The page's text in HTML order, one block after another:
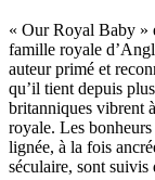
« Our Royal Baby »
famille royale
auteur primé et
qu’il tient depuis
britanniques vibrent
royale. Les bonheurs
lignée, à la fois
séculaire, sont